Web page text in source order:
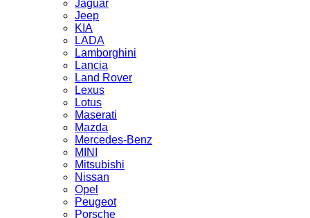
Jaguar
Jeep
KIA
LADA
Lamborghini
Lancia
Land Rover
Lexus
Lotus
Maserati
Mazda
Mercedes-Benz
MINI
Mitsubishi
Nissan
Opel
Peugeot
Porsche